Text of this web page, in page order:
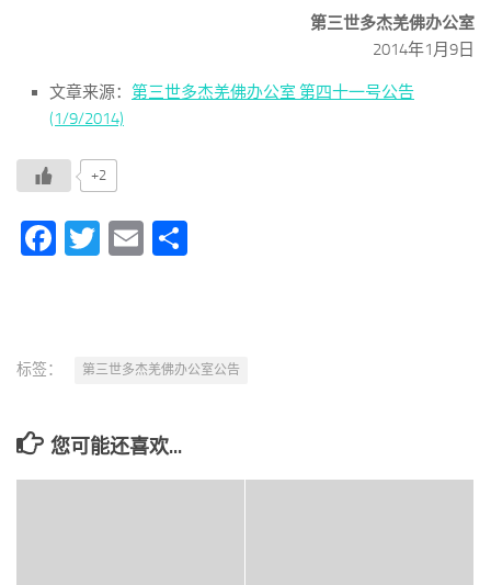
第三世多杰羌佛办公室
2014年1月9日
文章来源： 第三世多杰羌佛办公室 第四十一号公告
(1/9/2014)
+2
Facebook
Twitter
Email
标签： 第三世多杰羌佛办公室公告
您可能还喜欢...